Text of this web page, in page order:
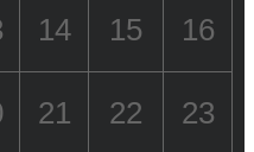
14 15 16
21 22 23